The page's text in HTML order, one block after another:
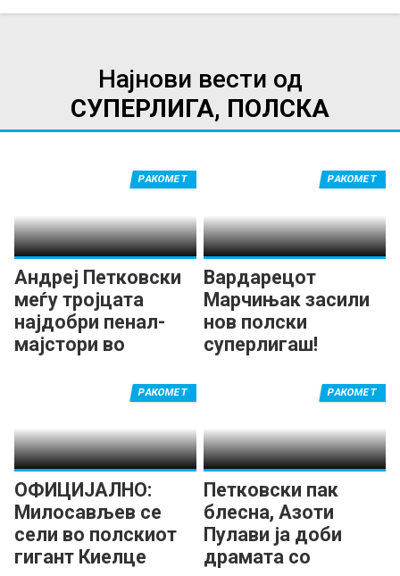
Најнови вести од
СУПЕРЛИГА, ПОЛСКА
Андреј Петковски
меѓу тројцата
најдобри пенал-
мајстори во
РАКОМЕТ
Вардарецот
Марчињак засили
нов полски
суперлигаш!
РАКОМЕТ
ОФИЦИЈАЛНО:
Милосављев се
сели во полскиот
гигант Киелце
РАКОМЕТ
Петковски пак
блесна, Азоти
Пулави ја доби
драмата со
РАКОМЕТ